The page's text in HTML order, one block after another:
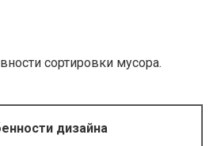
сортировки мусора.
дизайна